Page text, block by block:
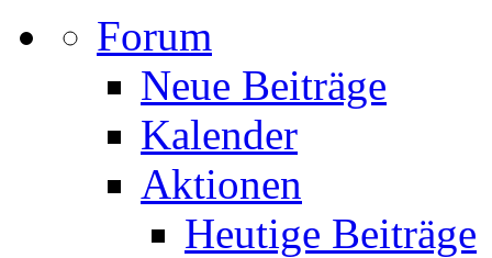
Forum
Neue Beiträge
Kalender
Aktionen
Heutige Beiträge